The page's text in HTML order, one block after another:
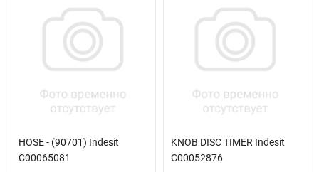
HOSE - (90701) Indesit
C00065081
KNOB DISC TIMER Indesit
C00052876